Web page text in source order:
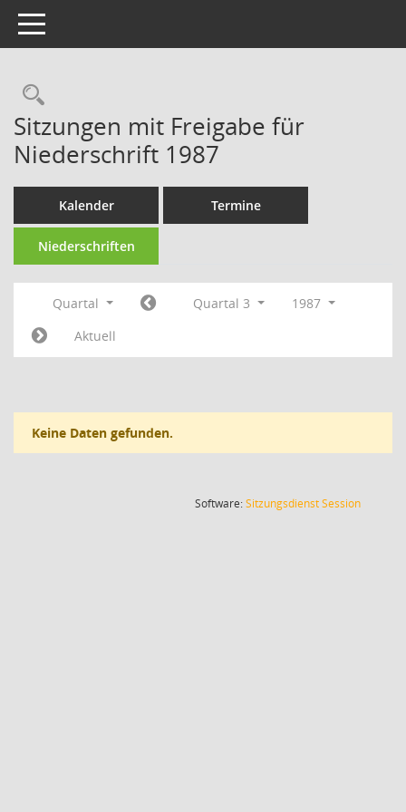
Toggle navigation
Rechercheauswahl
Sitzungen mit Freigabe für
Niederschrift 1987
Kalender Termine
Niederschriften
Quartal Quartal 3
1987
Aktuell
Keine Daten gefunden.
Software:SitzungsdienstSession(Wird in